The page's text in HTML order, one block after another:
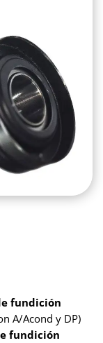
fundición
A/Acond y DP)
fundición